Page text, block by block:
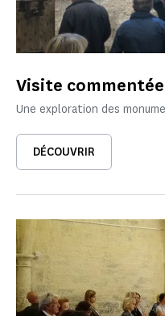
Visite commentée
Une exploration des
DÉCOUVRIR